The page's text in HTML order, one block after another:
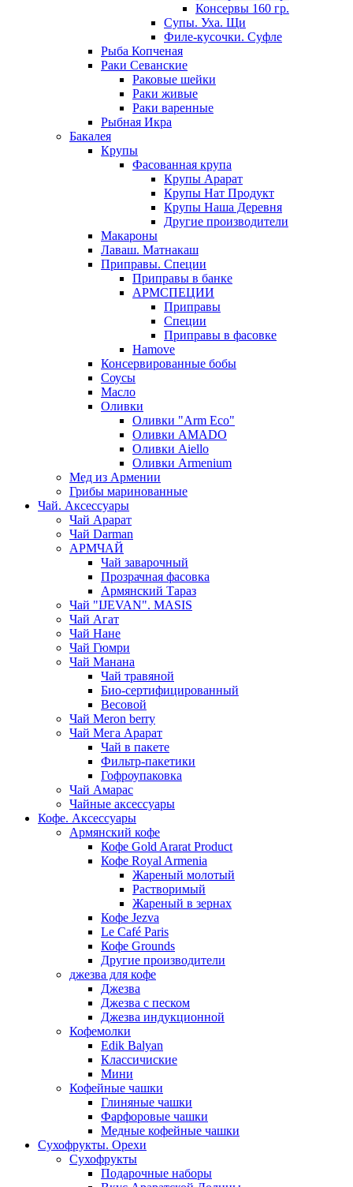
Консервы 160 гр.
Супы. Уха. Щи
Филе-кусочки. Суфле
Рыба Копченая
Раки Севанские
Раковые шейки
Раки живые
Раки варенные
Рыбная Икра
Бакалея
Крупы
Фасованная крупа
Крупы Арарат
Крупы Нат Продукт
Крупы Наша Деревня
Другие производители
Макароны
Лаваш. Матнакаш
Приправы. Специи
Приправы в банке
АРМСПЕЦИИ
Приправы
Специи
Приправы в фасовке
Hamove
Консервированные бобы
Соусы
Масло
Оливки
Оливки "Arm Eco"
Оливки AMADO
Оливки Aiello
Оливки Armenium
Мед из Армении
Грибы маринованные
Чай. Аксессуары
Чай Арарат
Чай Darman
АРМЧАЙ
Чай заварочный
Прозрачная фасовка
Армянский Тараз
Чай "IJEVAN". MASIS
Чай Агат
Чай Нане
Чай Гюмри
Чай Манана
Чай травяной
Био-сертифицированный
Весовой
Чай Meron berry
Чай Мега Арарат
Чай в пакете
Фильтр-пакетики
Гофроупаковка
Чай Амарас
Чайные аксессуары
Кофе. Аксессуары
Армянский кофе
Кофе Gold Ararat Product
Кофе Royal Armenia
Жареный молотый
Растворимый
Жареный в зернах
Кофе Jezva
Le Café Paris
Кофе Grounds
Другие производители
джезва для кофе
Джезва
Джезва с песком
Джезва индукционной
Кофемолки
Edik Balyan
Классичиские
Мини
Кофейные чашки
Глиняные чашки
Фарфоровые чашки
Медные кофейные чашки
Сухофрукты. Орехи
Сухофрукты
Подарочные наборы